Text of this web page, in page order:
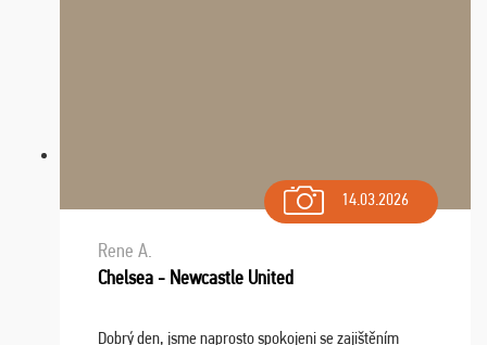
14.03.2026
Rene A.
Chelsea - Newcastle United
Dobrý den, jsme naprosto spokojeni se zajištěním